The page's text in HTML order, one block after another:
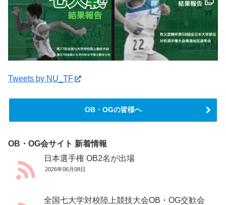
Tweets by NU_TF
OB・OGの皆様へ
OB・OG会サイト 新着情報
日本選手権 OB2名が出場
2026年06月08日
全国七大学対校陸上競技大会OB・OG交歓会